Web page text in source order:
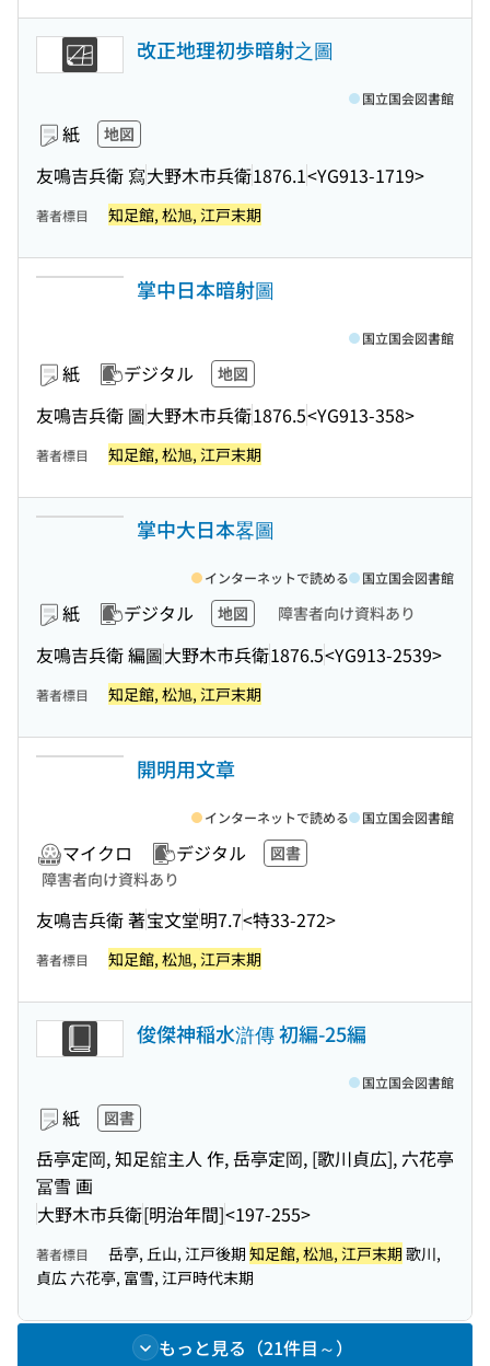
改正地理初歩暗射之圖
紙 地図
友鳴吉兵衛 寫大野木市兵衛1876.1<YG913-1719>
国立国会図書館
著者標目 知足館, 松旭, 江戸末期
掌中日本暗射圖
紙 デジタル 地図
友鳴吉兵衛 圖大野木市兵衛1876.5<YG913-358>
国立国会図書館
著者標目 知足館, 松旭, 江戸末期
掌中大日本畧圖
紙 デジタル 地図 障害者向け資料あり
友鳴吉兵衛 編圖大野木市兵衛1876.5<YG913-2539>
インターネットで読める 国立国会図書館
著者標目 知足館, 松旭, 江戸末期
開明用文章
マイクロ デジタル
図書
障害者向け資料あり
友鳴吉兵衛 著宝文堂明7.7<特33-272>
インターネットで読める 国立国会図書館
著者標目 知足館, 松旭, 江戸末期
俊傑神稲水滸傳 初編-25編
紙 図書
岳亭定岡, 知足舘主人 作, 岳亭定岡, [歌川貞広], 六花亭
冨雪 画
大野木市兵衛[明治年間]<197-255>
国立国会図書館
著者標目 岳亭, 丘山, 江戸後期 知足館, 松旭, 江戸末期 歌川,
貞広 六花亭, 富雪, 江戸時代末期
もっと見る（21件目～）